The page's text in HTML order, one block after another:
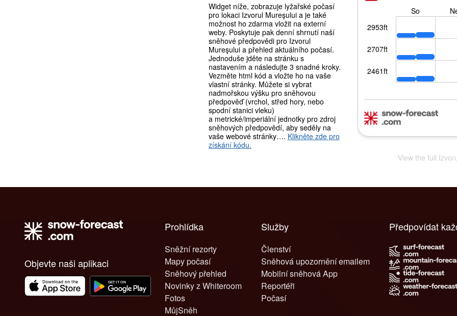
Widget níže, zobrazuje lyžařské počasí
pro lokaci Izvorul Mureşului a je také
možnost ho zdarma vložit na externí
weby. Poskytuje pak denní shrnutí naší
sněhové předpovědi pro Izvorul
Mureşului a přehled aktuálního počasí.
Jednoduše jděte na stránku s
nastavením a následujte 3 snadné kroky.
Vezměte html kód a vložte ho na vaše
vlastní stránky. Můžete si vybrat
nadmořskou výšku pro sněhovou
předpověď (vrchol, střed hory, nebo
spodní stanici vleku)
a metrické/imperiální jednotky pro zdroj
sněhových předpovědí, aby seděly na
vaše webové stránky…. Klikněte zde pro
získání kódu.
View the full
Objevte naši aplikaci
Prohlídka
Sněžní rezorty
Mapy počasí
Sněhový přehled
Novinky z Whiteroom
Fotos
MůjSněh
Služby
Členství
Sněhová upozornění emailem
Mobilní sněhová App
Reportéři
Počasí
Předpovídat